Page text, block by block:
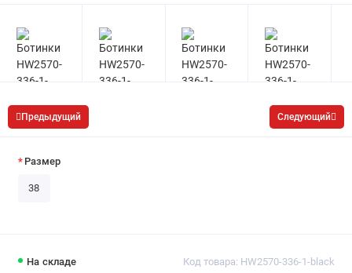
Предыдущий Следующий
На складе Код товара: HW2570-336-1-black
Размер
38